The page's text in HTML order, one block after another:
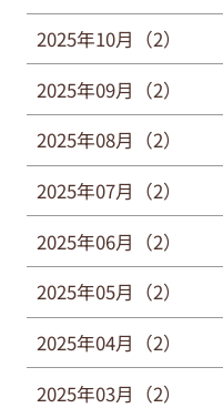
2025年10月（2）
2025年09月（2）
2025年08月（2）
2025年07月（2）
2025年06月（2）
2025年05月（2）
2025年04月（2）
2025年03月（2）